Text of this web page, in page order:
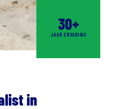
30+
JAAR ERVARING
in